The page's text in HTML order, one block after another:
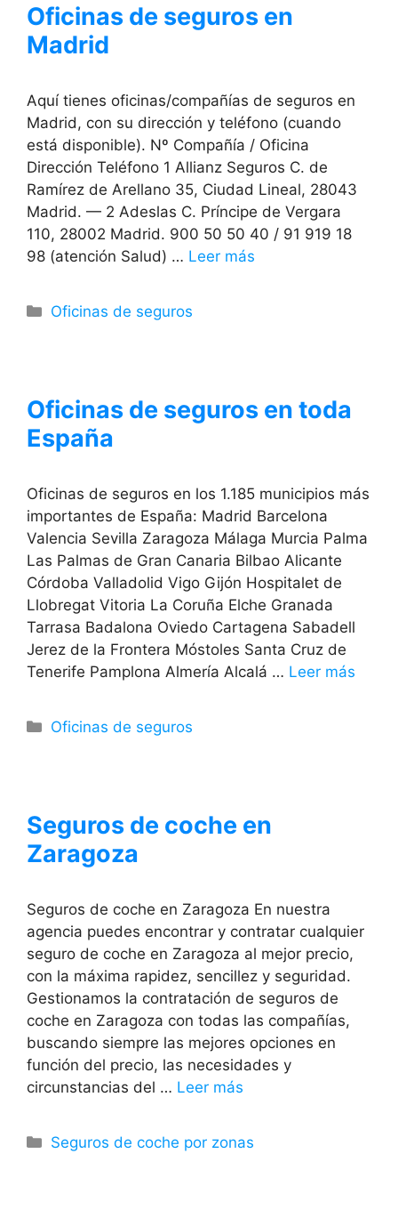
Oficinas de seguros en
Madrid
Aquí tienes oficinas/compañías de seguros en
Madrid, con su dirección y teléfono (cuando
está disponible). Nº Compañía / Oficina
Dirección Teléfono 1 Allianz Seguros C. de
Ramírez de Arellano 35, Ciudad Lineal, 28043
Madrid. — 2 Adeslas C. Príncipe de Vergara
110, 28002 Madrid. 900 50 50 40 / 91 919 18
98 (atención Salud) … Leer más
Categorías
Oficinas de seguros
Oficinas de seguros en toda
España
Oficinas de seguros en los 1.185 municipios más
importantes de España: Madrid Barcelona
Valencia Sevilla Zaragoza Málaga Murcia Palma
Las Palmas de Gran Canaria Bilbao Alicante
Córdoba Valladolid Vigo Gijón Hospitalet de
Llobregat Vitoria La Coruña Elche Granada
Tarrasa Badalona Oviedo Cartagena Sabadell
Jerez de la Frontera Móstoles Santa Cruz de
Tenerife Pamplona Almería Alcalá … Leer más
Categorías
Oficinas de seguros
Seguros de coche en
Zaragoza
Seguros de coche en Zaragoza En nuestra
agencia puedes encontrar y contratar cualquier
seguro de coche en Zaragoza al mejor precio,
con la máxima rapidez, sencillez y seguridad.
Gestionamos la contratación de seguros de
coche en Zaragoza con todas las compañías,
buscando siempre las mejores opciones en
función del precio, las necesidades y
circunstancias del … Leer más
Categorías
Seguros de coche por zonas